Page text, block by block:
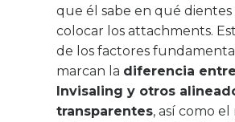
que él sabe en qué dientes
colocar los attachments.
de los factores
marcan la diferencia entre
Invisaling y otros
transparentes, así como el